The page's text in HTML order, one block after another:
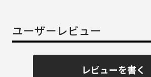
ユーザーレビュー
レビューを書く